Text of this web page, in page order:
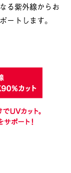
る紫外線からお
ートします。